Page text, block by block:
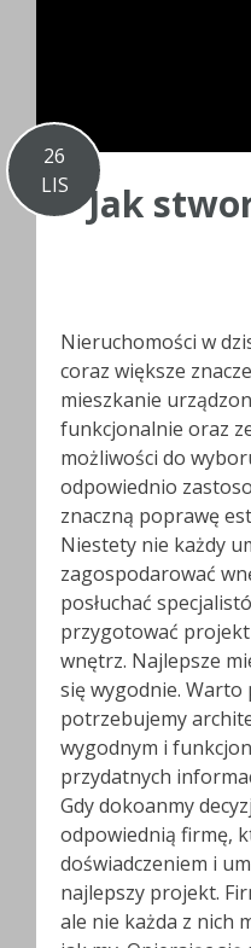
26
LIS
Jak
Nieruchomości w
coraz większe
mieszkanie
funkcjonalnie oraz
możliwości do
odpowiednio
znaczną poprawę
Niestety nie każdy
zagospodarować
posłuchać
przygotować
wnętrz. Najlepsze
się wygodnie. Warto
potrzebujemy
wygodnym i
przydatnych
Gdy dokoanmy
odpowiednią firmę,
doświadczeniem i
najlepszy projekt.
ale nie każda z nich